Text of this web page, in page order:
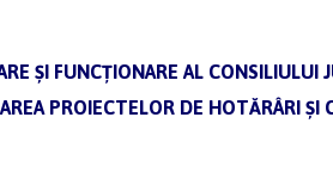
ȘI FUNCȚIONARE AL CONSILIULUI
PROIECTELOR DE HOTĂRÂRI